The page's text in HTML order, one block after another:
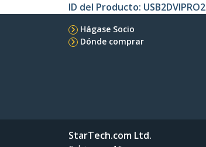
ID del Producto: USB2DVIPRO2
Hágase Socio
Dónde comprar
StarTech.com Ltd.